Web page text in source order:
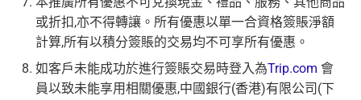
或折扣,亦不得轉讓。所有優惠以單一合資格簽賬淨額
計算,所有以積分簽賬的交易均不可享所有優惠。
如客戶未能成功於進行簽賬交易時登入為Trip.com 會
員以致未能享用相關優惠,中國銀行(香港)有限公司(下